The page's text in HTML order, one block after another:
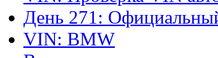
День 271:
VIN: BMW